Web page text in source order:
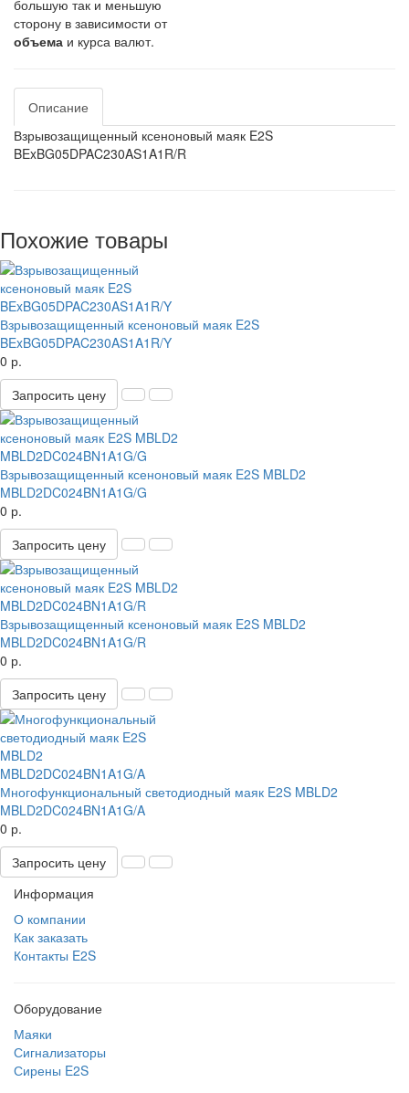
большую так и меньшую
сторону в зависимости от
объема и курса валют.
Описание
Взрывозащищенный ксеноновый маяк E2S
BExBG05DPAC230AS1A1R/R
Похожие товары
Взрывозащищенный ксеноновый маяк E2S
BExBG05DPAC230AS1A1R/Y
0 р.
Запросить цену
Взрывозащищенный ксеноновый маяк E2S MBLD2
MBLD2DC024BN1A1G/G
0 р.
Запросить цену
Взрывозащищенный ксеноновый маяк E2S MBLD2
MBLD2DC024BN1A1G/R
0 р.
Запросить цену
Многофункциональный светодиодный маяк E2S MBLD2
MBLD2DC024BN1A1G/A
0 р.
Запросить цену
Информация
О компании
Как заказать
Контакты E2S
Оборудование
Маяки
Сигнализаторы
Сирены E2S